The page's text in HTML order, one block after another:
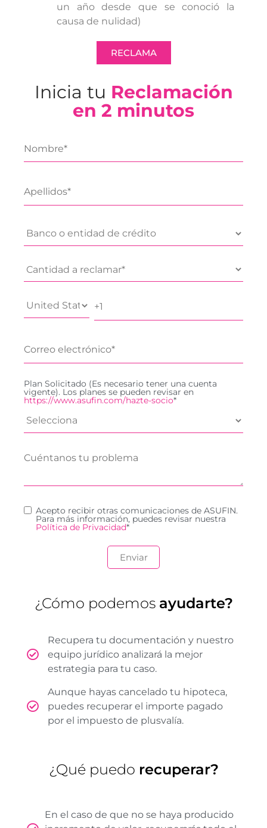
un año desde que se conoció la
causa de nulidad)
RECLAMA
Inicia tu Reclamación
en 2 minutos
Plan Solicitado (Es necesario tener una cuenta
vigente). Los planes se pueden revisar en
https://www.asufin.com/hazte-socio*
Acepto recibir otras comunicaciones de ASUFIN.
Para más información, puedes revisar nuestra
Política de Privacidad*
¿Cómo podemos ayudarte?
Recupera tu documentación y nuestro
equipo jurídico analizará la mejor
estrategia para tu caso.
Aunque hayas cancelado tu hipoteca,
puedes recuperar el importe pagado
por el impuesto de plusvalía.
¿Qué puedo recuperar?
En el caso de que no se haya producido